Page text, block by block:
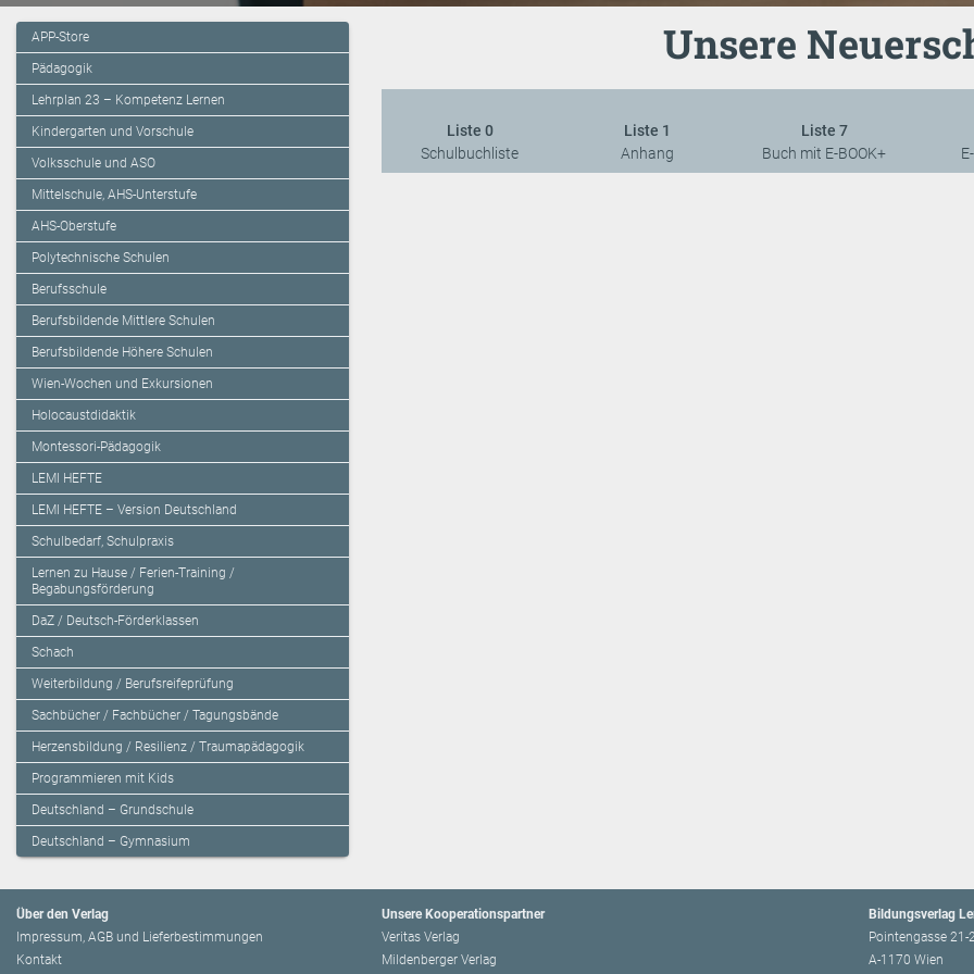
APP-Store
Pädagogik
Lehrplan 23 – Kompetenz Lernen
Kindergarten und Vorschule
Volksschule und ASO
Mittelschule, AHS-Unterstufe
AHS-Oberstufe
Polytechnische Schulen
Berufsschule
Berufsbildende Mittlere Schulen
Berufsbildende Höhere Schulen
Wien-Wochen und Exkursionen
Holocaustdidaktik
Montessori-Pädagogik
LEMI HEFTE
LEMI HEFTE – Version Deutschland
Schulbedarf, Schulpraxis
Lernen zu Hause / Ferien-Training /
Begabungsförderung
DaZ / Deutsch-Förderklassen
Schach
Weiterbildung / Berufsreifeprüfung
Sachbücher / Fachbücher / Tagungsbände
Herzensbildung / Resilienz / Traumapädagogik
Programmieren mit Kids
Deutschland – Grundschule
Deutschland – Gymnasium
Unsere
Liste 0
Schulbuchliste
Liste 1
Anhang
Liste 7
Buch mit E-BOOK+
Über den Verlag
Impressum, AGB und Lieferbestimmungen
Kontakt
Unsere Kooperationspartner
Veritas Verlag
Mildenberger Verlag
Bildungsverlag
Pointengasse 21-
A-1170 Wien